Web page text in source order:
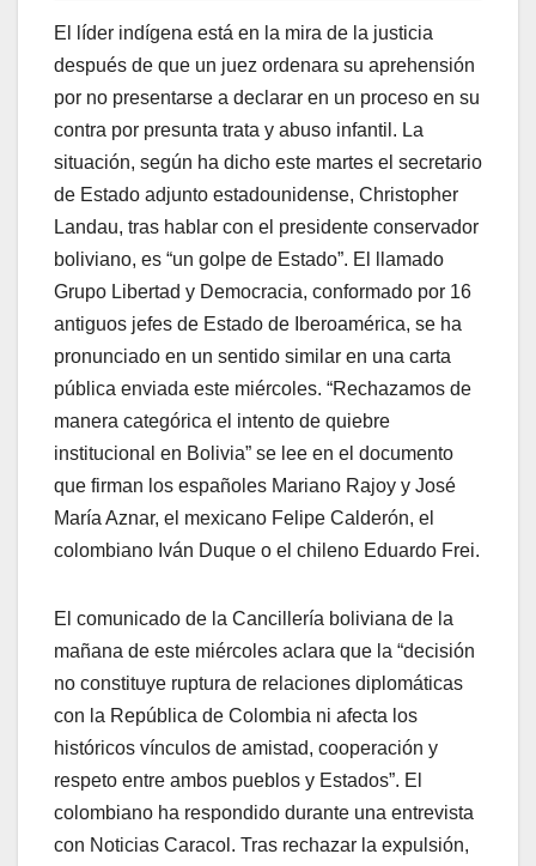
El líder indígena está en la mira de la justicia
después de que un juez ordenara su aprehensión
por no presentarse a declarar en un proceso en su
contra por presunta trata y abuso infantil. La
situación, según ha dicho este martes el secretario
de Estado adjunto estadounidense, Christopher
Landau, tras hablar con el presidente conservador
boliviano, es “un golpe de Estado”. El llamado
Grupo Libertad y Democracia, conformado por 16
antiguos jefes de Estado de Iberoamérica, se ha
pronunciado en un sentido similar en una carta
pública enviada este miércoles. “Rechazamos de
manera categórica el intento de quiebre
institucional en Bolivia” se lee en el documento
que firman los españoles Mariano Rajoy y José
María Aznar, el mexicano Felipe Calderón, el
colombiano Iván Duque o el chileno Eduardo Frei.
El comunicado de la Cancillería boliviana de la
mañana de este miércoles aclara que la “decisión
no constituye ruptura de relaciones diplomáticas
con la República de Colombia ni afecta los
históricos vínculos de amistad, cooperación y
respeto entre ambos pueblos y Estados”. El
colombiano ha respondido durante una entrevista
con Noticias Caracol. Tras rechazar la expulsión,